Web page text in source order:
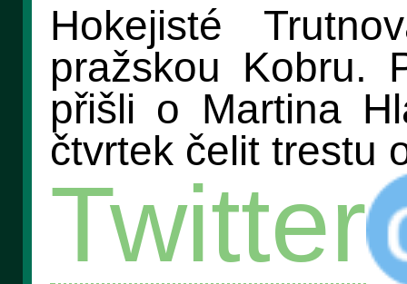
Hokejisté
pražskou Kobru.
přišli o Martina
čtvrtek čelit trestu
Twitter